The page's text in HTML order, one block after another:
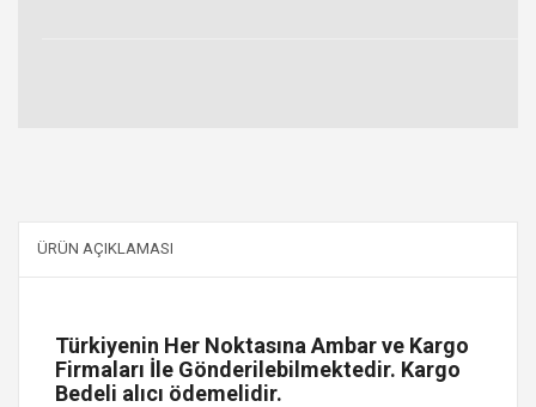
ÜRÜN AÇIKLAMASI
Türkiyenin Her Noktasına Ambar ve Kargo
Firmaları İle Gönderilebilmektedir. Kargo
Bedeli alıcı ödemelidir.